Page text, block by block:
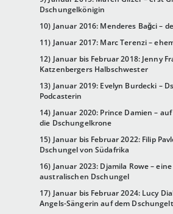
Dschungelkönigin
10) Januar 2016: Menderes Bağci –
11) Januar 2017: Marc Terenzi –
12) Januar bis Februar 2018: Jenny
Katzenbergers Halbschwester
13) Januar 2019: Evelyn Burdecki –
Podcasterin
14) Januar 2020: Prince Damien –
die Dschungelkrone
15) Januar bis Februar 2022: Filip
Dschungel von Südafrika
16) Januar 2023: Djamila Rowe –
australischen Dschungel
17) Januar bis Februar 2024: Lucy
Angels-Sängerin auf dem